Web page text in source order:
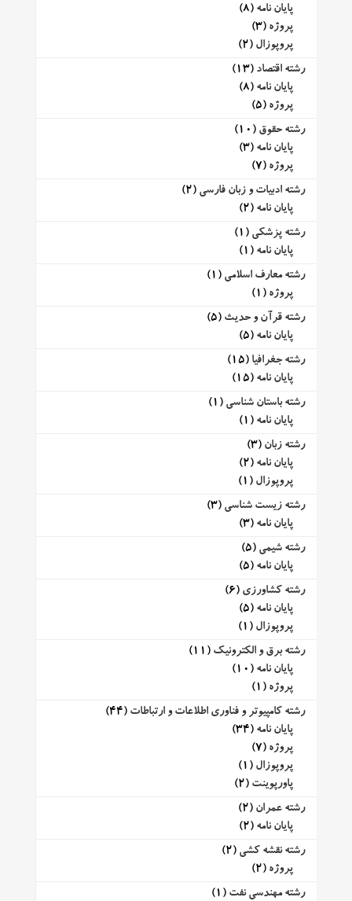
پایان نامه (8)
پروژه (3)
پروپوزال (2)
رشته اقتصاد (13)
پایان نامه (8)
پروژه (5)
رشته حقوق (10)
پایان نامه (3)
پروژه (7)
رشته ادبیات و زبان فارسی (2)
پایان نامه (2)
رشته پزشکی (1)
پایان نامه (1)
رشته معارف اسلامی (1)
پروژه (1)
رشته قرآن و حدیث (5)
پایان نامه (5)
رشته جغرافیا (15)
پایان نامه (15)
رشته باستان شناسی (1)
پایان نامه (1)
رشته زبان (3)
پایان نامه (2)
پروپوزال (1)
رشته زیست شناسی (3)
پایان نامه (3)
رشته شیمی (5)
پایان نامه (5)
رشته کشاورزی (6)
پایان نامه (5)
پروپوزال (1)
رشته برق و الکترونیک (11)
پایان نامه (10)
پروژه (1)
رشته کامپیوتر و فناوری اطلاعات و ارتباطات (44)
پایان نامه (34)
پروژه (7)
پروپوزال (1)
پاورپوینت (2)
رشته عمران (2)
پایان نامه (2)
رشته نقشه کشی (2)
پروژه (2)
رشته مهندسی نفت (1)